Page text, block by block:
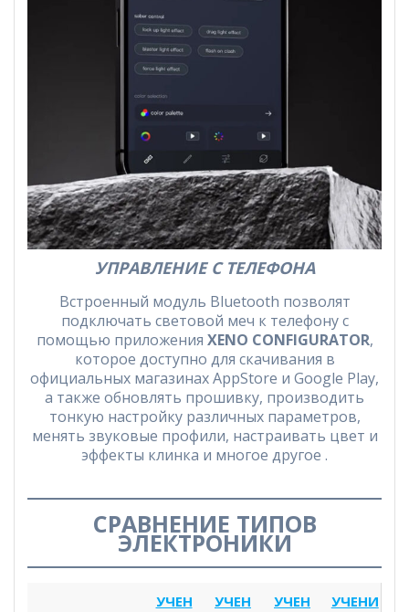
УПРАВЛЕНИЕ С ТЕЛЕФОНА
Встроенный модуль Bluetooth позволят
подключать световой меч к телефону с
помощью приложения XENO CONFIGURATOR,
которое доступно для скачивания в
официальных магазинах AppStore и Google Play,
а также обновлять прошивку, производить
тонкую настройку различных параметров,
менять звуковые профили, настраивать цвет и
эффекты клинка и многое другое .
СРАВНЕНИЕ ТИПОВ
ЭЛЕКТРОНИКИ
УЧЕН
УЧЕН
УЧЕН
УЧЕНИ